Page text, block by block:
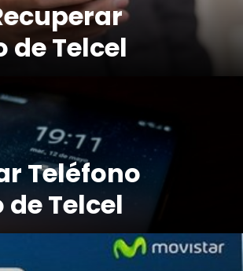
de Telcel
Teléfono
de Telcel